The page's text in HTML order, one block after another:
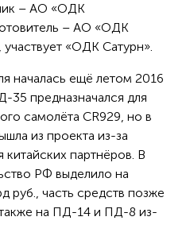
– АО «ОДК
– АО «ОДК
«ОДК Сатурн».
началась ещё летом 2016
35 предназначался для
самолёта CR929, но в
из проекта из-за
китайских партнёров. В
РФ выделило на
руб., часть средств позже
на ПД-14 и ПД-8 из-